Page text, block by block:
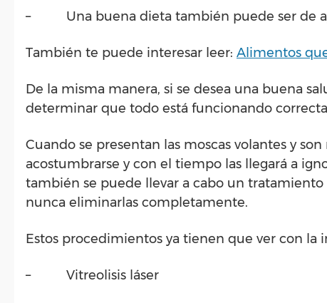
– Una buena dieta también puede ser de
También te puede interesar leer: Alimentos
De la misma manera, si se desea una buena
determinar que todo está funcionando
Cuando se presentan las moscas volantes y
acostumbrarse y con el tiempo las llegará a
también se puede llevar a cabo un
nunca eliminarlas completamente.
Estos procedimientos ya tienen que ver con la
– Vitreolisis láser